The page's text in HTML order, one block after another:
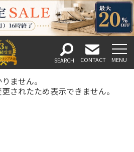
ません。
されたため表示できません。